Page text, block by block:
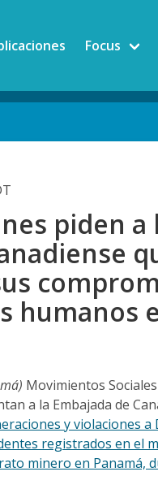
Focus
piden a
humanos
Movimientos
a la Embajada de
y violaciones a
registrados en el
minero en Panamá,